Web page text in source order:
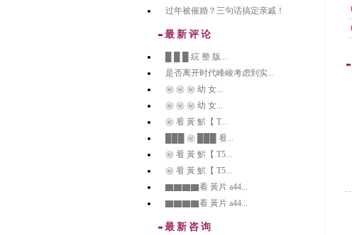
过年被催婚？三句话搞定亲戚！
最新评论
█ █ █ 綄 整 版...
是否离开时代峰峻考虑到实...
㊙️ ㊙️ ㊙️ 幼 女...
㊙️ ㊙️ ㊙️ 幼 女...
㊙️ 㸔 黃 魸【 T...
███ ㊙️ ███ 㸔...
㊙️ 㸔 黃 魸【 T5...
㊙️ 㸔 黃 魸【 T5...
▇▇▇▇看 黃片 a44...
▇▇▇▇看 黃片 a44...
最新咨询